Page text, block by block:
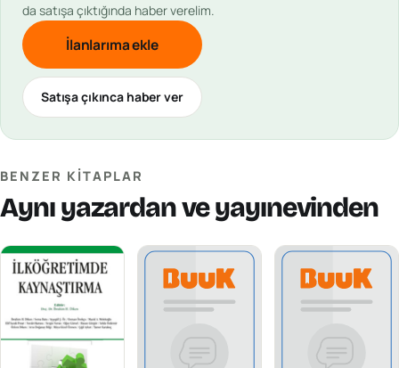
da satışa çıktığında haber verelim.
İlanlarıma ekle
Satışa çıkınca haber ver
BENZER KITAPLAR
Aynı yazardan ve yayınevinden